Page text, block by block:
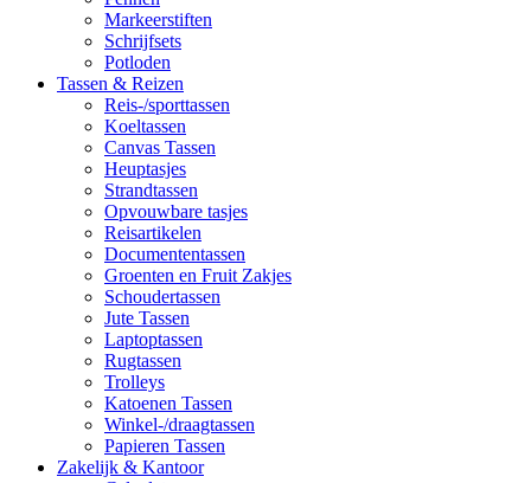
Markeerstiften
Schrijfsets
Potloden
Tassen & Reizen
Reis-/sporttassen
Koeltassen
Canvas Tassen
Heuptasjes
Strandtassen
Opvouwbare tasjes
Reisartikelen
Documententassen
Groenten en Fruit Zakjes
Schoudertassen
Jute Tassen
Laptoptassen
Rugtassen
Trolleys
Katoenen Tassen
Winkel-/draagtassen
Papieren Tassen
Zakelijk & Kantoor